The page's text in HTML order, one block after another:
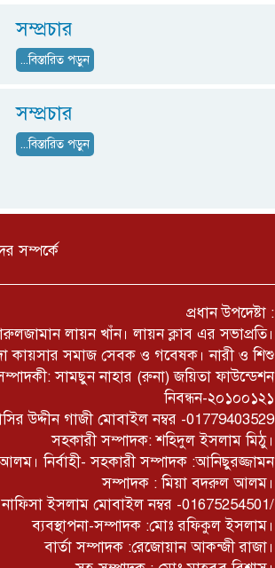
সম্প্রচার
...বিস্তারিত পড়ুন
সম্প্রচার
...বিস্তারিত পড়ুন
সম্পর্কে
প্রধান উপদেষ্টা :
লায়ন খাঁন। লায়ন ক্লাব এর সভাপ্রতি।
কায়সার সমাজ সেবক ও গবেষক। নারী ও শিশু
সামছুন নাহার (রুনা) জয়িতা ফাউন্ডেশন
নিবন্ধন-২০১০০১২১
উদ্দীন গাজী মোবাইল নম্বর -01779403529
সহকারী সম্পাদক: শহিদুল ইসলাম মিঠু।
নির্বাহী- সহকারী সম্পাদক :আনিছুরজ্জামন
সম্পাদক : মিয়া বদরুল আলম।
: নাফিসা ইসলাম মোবাইল নম্বর -01675254501/
ব্যবস্থাপনা-সম্পাদক :মোঃ রফিকুল ইসলাম।
বার্তা সম্পাদক :রেজোয়ান আকন্জী রাজা।